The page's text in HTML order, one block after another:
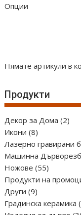
Опции
Нямате артикули в
Продукти
Декор за Дома 22
Икони 88
продукта
Лазерно гравирани
Машинна
Ножове 5555
продукта
Продукти на
Други 99
продукта
Градинска керамика